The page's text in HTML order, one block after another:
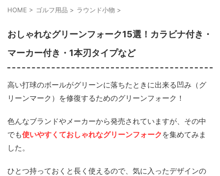
HOME > ゴルフ用品 > ラウンド小物 >
おしゃれなグリーンフォーク15選！カラビナ付き・
マーカー付き・1本刃タイプなど
高い打球のボールがグリーンに落ちたときに出来る凹み（グ
リーンマーク）を修復するためのグリーンフォーク！
色んなブランドやメーカーから発売されていますが、その中
でも使いやすくておしゃれなグリーンフォーク を集めてみま
した。
ひとつ持っておくと長く使えるので、気に入ったデザインの